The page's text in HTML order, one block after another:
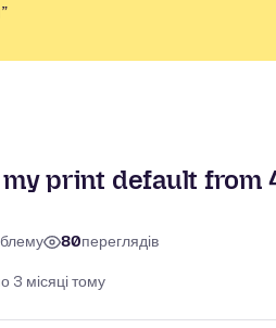
print default from
80переглядів
3 місяці тому